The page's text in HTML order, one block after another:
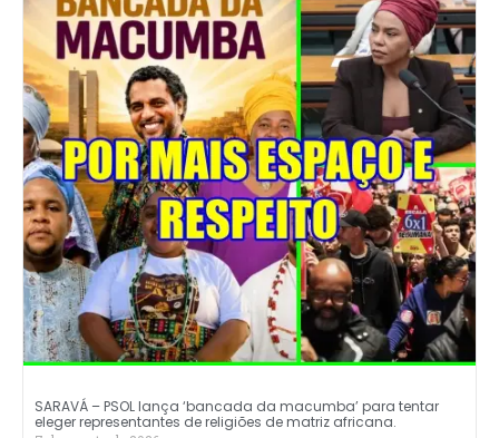
SARAVÁ – PSOL lança ‘bancada da macumba’ para tentar
eleger representantes de religiões de matriz africana.